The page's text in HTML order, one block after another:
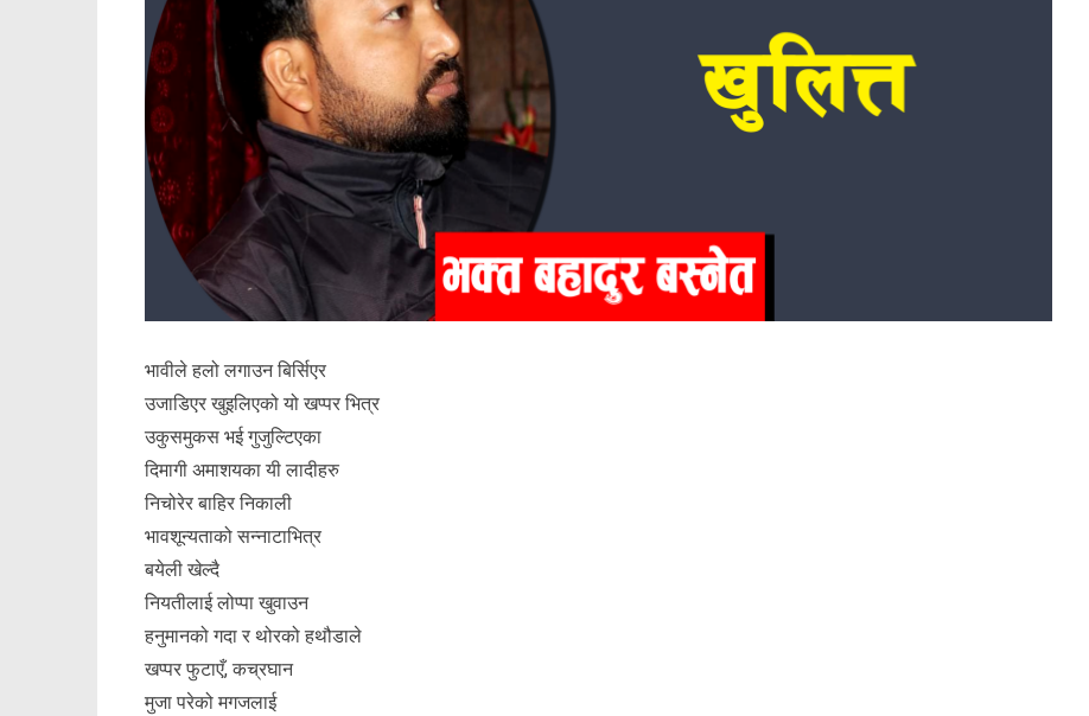
भावीले हलो लगाउन बिर्सिएर
उजाडिएर खुइलिएको यो खप्पर भित्र
उकुसमुकस भई गुजुल्टिएका
दिमागी अमाशयका यी लादीहरु
निचोरेर बाहिर निकाली
भावशून्यताको सन्नाटाभित्र
बयेली खेल्दै
नियतीलाई लोप्पा खुवाउन
हनुमानको गदा र थोरको हथौडाले
खप्पर फुटाएँ, कच्रघान
मुजा परेको मगजलाई